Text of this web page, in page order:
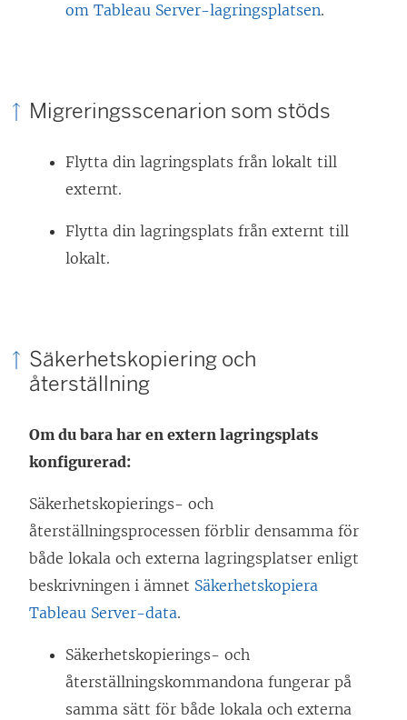
om Tableau Server-lagringsplatsen.
Migreringsscenarion som stöds
Flytta din lagringsplats från lokalt till
externt.
Flytta din lagringsplats från externt till
lokalt.
Säkerhetskopiering och
återställning
Om du bara har en extern lagringsplats
konfigurerad:
Säkerhetskopierings- och
återställningsprocessen förblir densamma för
både lokala och externa lagringsplatser enligt
beskrivningen i ämnet Säkerhetskopiera
Tableau Server-data.
Säkerhetskopierings- och
återställningskommandona fungerar på
samma sätt för både lokala och externa